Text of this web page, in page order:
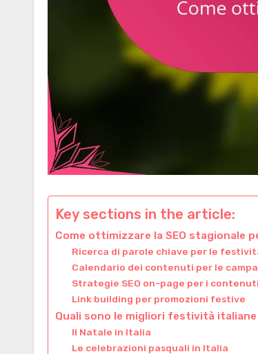
Key sections in the article:
Come ottimizzare la SEO stagionale
Ricerca di parole chiave per le
Calendario dei contenuti per le
Strategie SEO on-page per i
Link building per promozioni festive
Quali sono le migliori festività italiane
Il Natale in Italia
Le celebrazioni pasquali in Italia